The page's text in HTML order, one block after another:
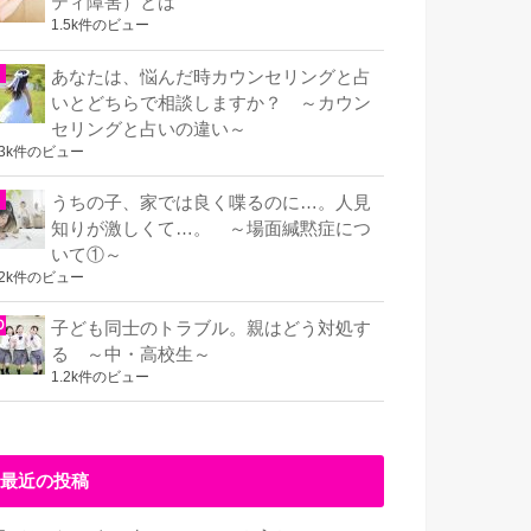
1.5k件のビュー
あなたは、悩んだ時カウンセリングと占
いとどちらで相談しますか？ ～カウン
セリングと占いの違い～
件のビュー
うちの子、家では良く喋るのに…。人見
知りが激しくて…。 ～場面緘黙症につ
いて①～
件のビュー
子ども同士のトラブル。親はどう対処す
る ～中・高校生～
1.2k件のビュー
最近の投稿